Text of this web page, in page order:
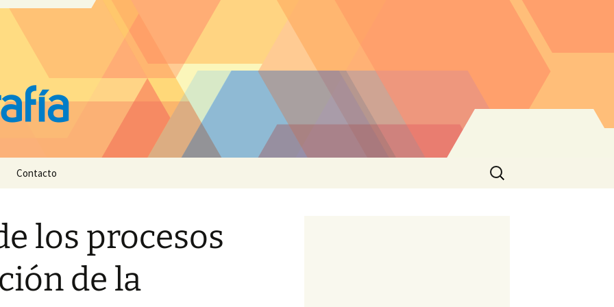
Contacto
Buscar:
los procesos
de la